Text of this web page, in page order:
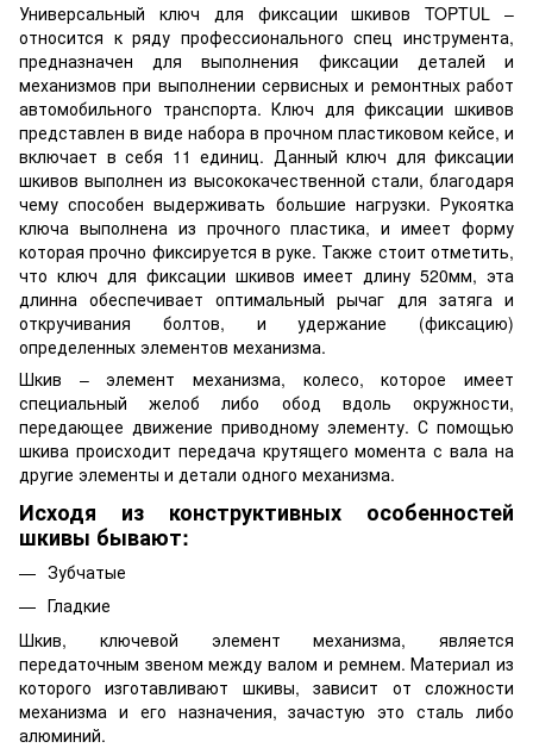
Универсальный ключ для фиксации шкивов TOPTUL –
относится к ряду профессионального спец инструмента,
предназначен для выполнения фиксации деталей и
механизмов при выполнении сервисных и ремонтных работ
автомобильного транспорта. Ключ для фиксации шкивов
представлен в виде набора в прочном пластиковом кейсе, и
включает в себя 11 единиц. Данный ключ для фиксации
шкивов выполнен из высококачественной стали, благодаря
чему способен выдерживать большие нагрузки. Рукоятка
ключа выполнена из прочного пластика, и имеет форму
которая прочно фиксируется в руке. Также стоит отметить,
что ключ для фиксации шкивов имеет длину 520мм, эта
длинна обеспечивает оптимальный рычаг для затяга и
откручивания болтов, и удержание (фиксацию)
определенных элементов механизма.
Шкив – элемент механизма, колесо, которое имеет
специальный желоб либо обод вдоль окружности,
передающее движение приводному элементу. С помощью
шкива происходит передача крутящего момента с вала на
другие элементы и детали одного механизма.
Исходя из конструктивных особенностей
шкивы бывают:
Зубчатые
Гладкие
Шкив, ключевой элемент механизма, является
передаточным звеном между валом и ремнем. Материал из
которого изготавливают шкивы, зависит от сложности
механизма и его назначения, зачастую это сталь либо
алюминий.